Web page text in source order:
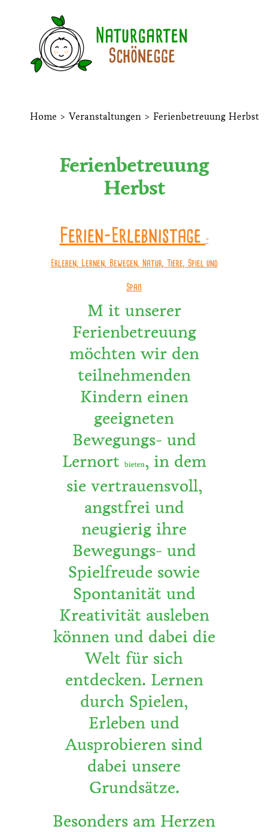
Home >Veranstaltungen > Ferienbetreuung Herbst
Ferienbetreuung
Herbst
Ferien-Erlebnistage –
Erleben, Lernen, Bewegen, Natur, Tiere, Spiel und
Spaß
M it unserer
Ferienbetreuung
möchten wir den
teilnehmenden
Kindern einen
geeigneten
Bewegungs- und
Lernort bieten, in dem
sie vertrauensvoll,
angstfrei und
neugierig ihre
Bewegungs- und
Spielfreude sowie
Spontanität und
Kreativität ausleben
können und dabei die
Welt für sich
entdecken. Lernen
durch Spielen,
Erleben und
Ausprobieren sind
dabei unsere
Grundsätze.
Besonders am Herzen